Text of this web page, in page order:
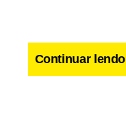
Continuar lendo